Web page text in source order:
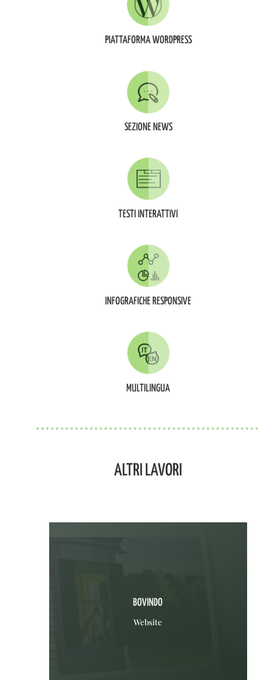
PIATTAFORMA WORDPRESS
SEZIONE NEWS
TESTI INTERATTIVI
INFOGRAFICHE RESPONSIVE
MULTILINGUA
ALTRI LAVORI
BOVINDO
Website